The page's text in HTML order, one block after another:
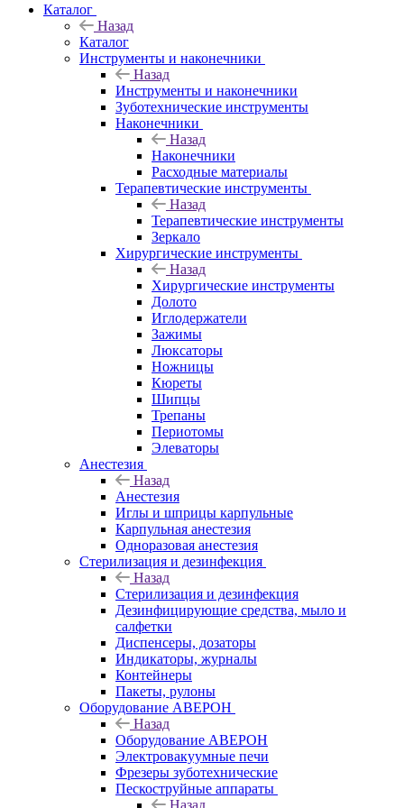
Каталог
Назад
Каталог
Инструменты и наконечники
Назад
Инструменты и наконечники
Зуботехнические инструменты
Наконечники
Назад
Наконечники
Расходные материалы
Терапевтические инструменты
Назад
Терапевтические инструменты
Зеркало
Хирургические инструменты
Назад
Хирургические инструменты
Долото
Иглодержатели
Зажимы
Люксаторы
Ножницы
Кюреты
Шипцы
Трепаны
Периотомы
Элеваторы
Анестезия
Назад
Анестезия
Иглы и шприцы карпульные
Карпульная анестезия
Одноразовая анестезия
Стерилизация и дезинфекция
Назад
Стерилизация и дезинфекция
Дезинфицирующие средства, мыло и
салфетки
Диспенсеры, дозаторы
Индикаторы, журналы
Контейнеры
Пакеты, рулоны
Оборудование АВЕРОН
Назад
Оборудование АВЕРОН
Электровакуумные печи
Фрезеры зуботехнические
Пескоструйные аппараты
Назад